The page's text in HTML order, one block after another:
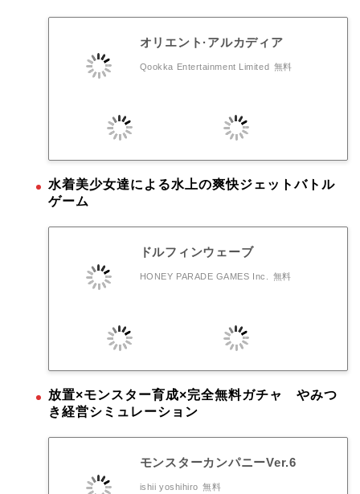
オリエント·アルカディア
Qookka Entertainment Limited 無料
水着美少女達による水上の爽快ジェットバトル
ゲーム
ドルフィンウェーブ
HONEY PARADE GAMES Inc. 無料
放置×モンスター育成×完全無料ガチャ やみつ
き経営シミュレーション
モンスターカンパニーVer.6
ishii yoshihiro 無料